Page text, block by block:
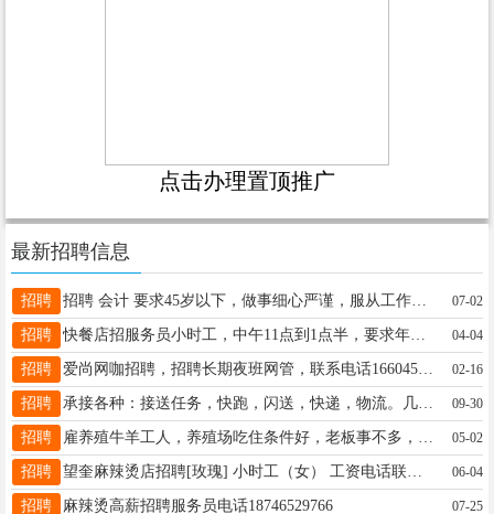
点击办理置顶推广
最新招聘信息
招聘 招聘 会计 要求45岁以下，做事细心严谨，服从工作安排，具有良好沟通能力，薪资试用期一个月2500元，每月4天休息，有经验者优先 有意者电联15145531631 07-02
招聘 快餐店招服务员小时工，中午11点到1点半，要求年龄30-45，稳定能长干，联系电话13039956617。 04-04
招聘 爱尚网咖招聘，招聘长期夜班网管，联系电话16604556665 02-16
招聘 承接各种：接送任务，快跑，闪送，快递，物流。几斤到几吨都可以。专车接送人，价格美丽。18945480960电话微信同步 09-30
招聘 05-02
招聘 06-04
招聘 麻辣烫高薪招聘服务员电话18746529766 07-25